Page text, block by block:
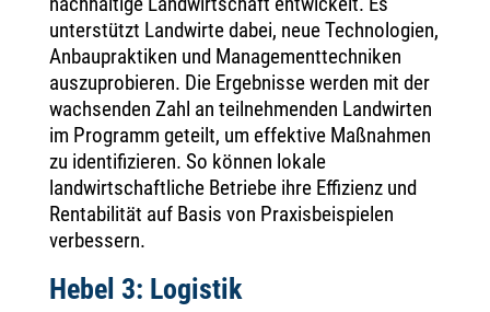
unterstützt Landwirte dabei, neue Technologien,
Anbaupraktiken und Managementtechniken
auszuprobieren. Die Ergebnisse werden mit der
wachsenden Zahl an teilnehmenden Landwirten
im Programm geteilt, um effektive Maßnahmen
zu identifizieren. So können lokale
landwirtschaftliche Betriebe ihre Effizienz und
Rentabilität auf Basis von Praxisbeispielen
verbessern.
Hebel 3: Logistik